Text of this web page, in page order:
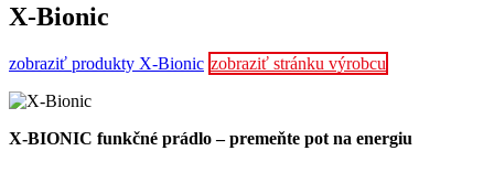
X-Bionic
zobraziť produkty X-Bionic zobraziť stránku výrobcu
X-BIONIC funkčné prádlo – premeňte pot na energiu